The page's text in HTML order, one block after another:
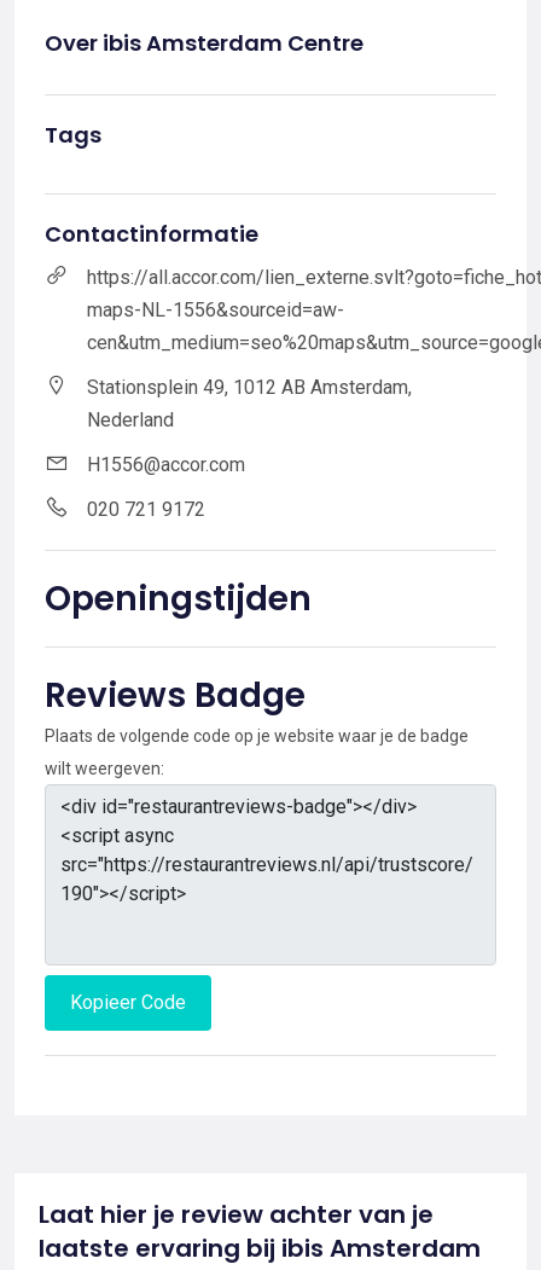
Over ibis Amsterdam Centre
Tags
Contactinformatie
https://all.accor.com/
maps-NL-1556&sourceid=aw-
Stationsplein 49, 1012 AB Amsterdam,
Nederland
H1556@accor.com
020 721 9172
Openingstijden
Reviews Badge
Plaats de volgende code op je website waar je de badge
wilt weergeven:
Kopieer Code
Laat hier je review achter van je
laatste ervaring bij ibis Amsterdam